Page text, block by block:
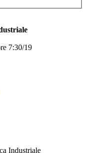
7:30/19
Industriale